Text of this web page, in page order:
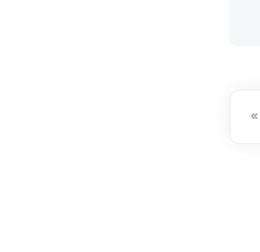
«